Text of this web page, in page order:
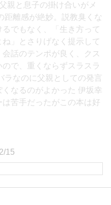
親と息子の掛け合いがメ
距離感が絶妙。説教臭くな
でもなく、「生き方って
」とさりげなく提示して
会話のテンポが良く、クス
で、重くならずスラスラ
ラなのに父親としての発言
なるのがよかった 伊坂幸
苦手だったがこの本は好
15